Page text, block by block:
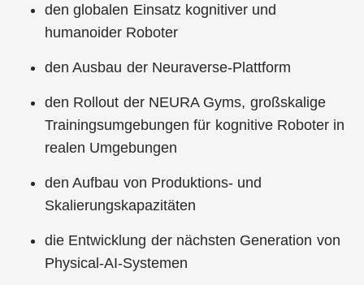
den globalen Einsatz kognitiver und
humanoider Roboter
den Ausbau der Neuraverse-Plattform
den Rollout der NEURA Gyms, großskalige
Trainingsumgebungen für kognitive Roboter in
realen Umgebungen
den Aufbau von Produktions- und
Skalierungskapazitäten
die Entwicklung der nächsten Generation von
Physical-AI-Systemen